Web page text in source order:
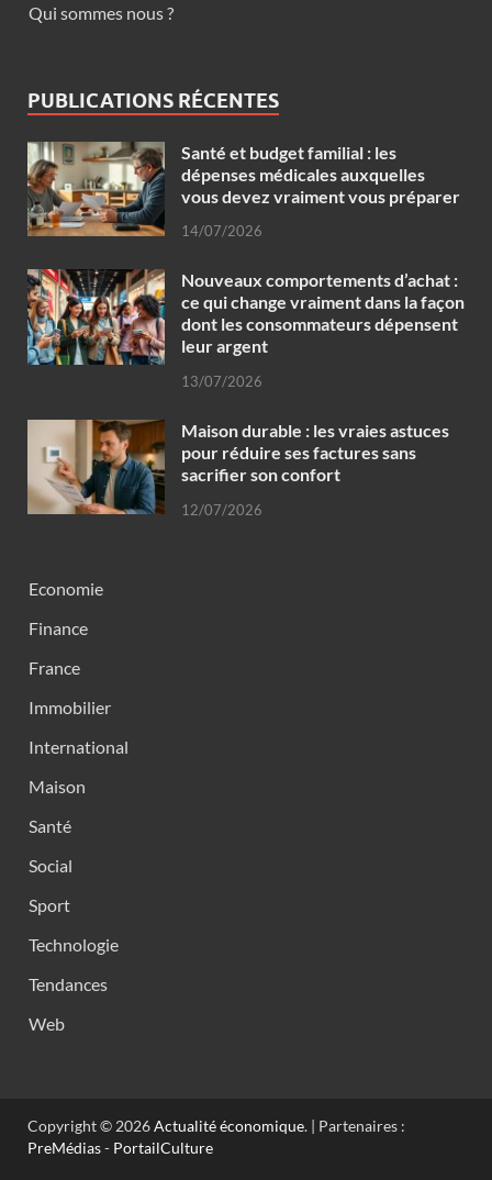
Qui sommes nous ?
PUBLICATIONS RÉCENTES
Santé et budget familial : les
dépenses médicales auxquelles
vous devez vraiment vous préparer
14/07/2026
Nouveaux comportements d’achat :
ce qui change vraiment dans la façon
dont les consommateurs dépensent
leur argent
13/07/2026
Maison durable : les vraies astuces
pour réduire ses factures sans
sacrifier son confort
12/07/2026
Economie
Finance
France
Immobilier
International
Maison
Santé
Social
Sport
Technologie
Tendances
Web
Copyright © 2026Actualité économique. | Partenaires :
PreMédias- PortailCulture